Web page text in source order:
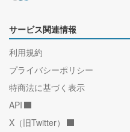
サービス関連情報
利用規約
プライバシーポリシー
特商法に基づく表示
API
X（旧Twitter）